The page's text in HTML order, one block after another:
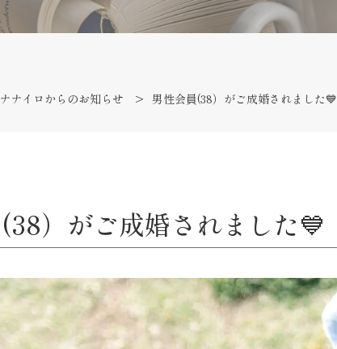
ナナイロからのお知らせ 男性会員(38）がご成婚されました💙
）がご成婚されました💙